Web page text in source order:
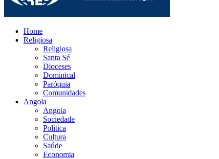
Home
Religiosa
Religiosa
Santa Sé
Dioceses
Dominical
Paróquia
Comunidades
Angola
Angola
Sociedade
Politica
Cultura
Saúde
Economia